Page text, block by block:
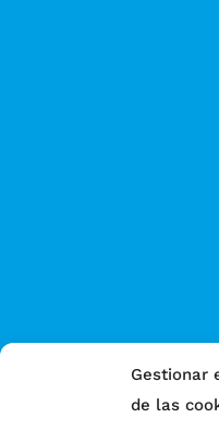
Gestionar
de las